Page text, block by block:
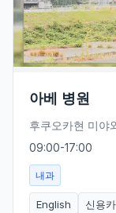
아베 병원
후쿠오카현 미야
09:00-17:00
내과
English 신용